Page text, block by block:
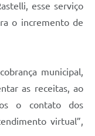
esse serviço
o incremento de
municipal,
as receitas, ao
o contato dos
virtual”,